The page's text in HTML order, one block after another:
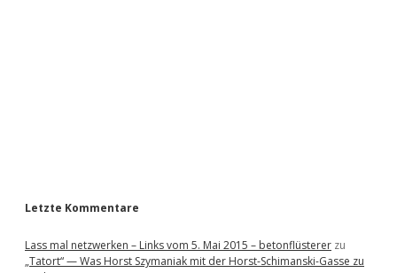
Letzte Kommentare
Lass mal netzwerken – Links vom 5. Mai 2015 – betonflüsterer zu
„Tatort“ — Was Horst Szymaniak mit der Horst-Schimanski-Gasse zu